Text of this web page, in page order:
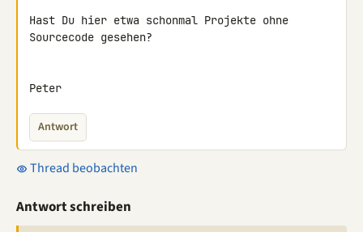
Hast Du hier etwa schonmal Projekte ohne
Sourcecode gesehen?
Peter
Antwort
Thread beobachten
Antwort schreiben